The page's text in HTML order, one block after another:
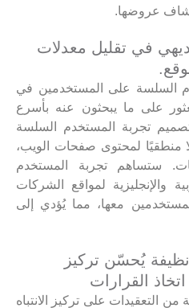
عروضها.
في تقليل معدلات
السلسة على المستخدمين في
على ما يبحثون عنه بأسرع
تجربة المستخدم السلسة
منطقيًا لمحتوى صفحات الويب،
ستساهم تجربة المستخدم
والإنجليزية لمواقع الشركات
معها، مما يُؤدي إلى
يُحسّن تركيز
القرارات
التعقيدات على تركيز الانتباه